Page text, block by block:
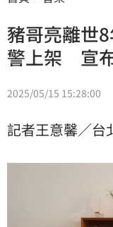
豬哥亮離世
警上架 宣
2025/05/15 15:28:00
記者王意馨／台